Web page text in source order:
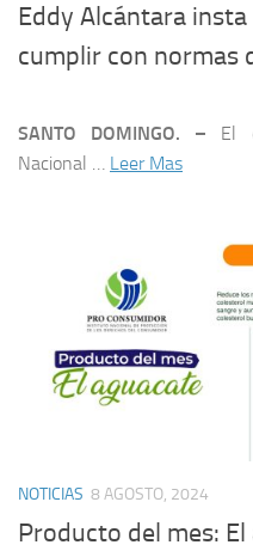
Eddy Alcántara
cumplir con normas
SANTO DOMINGO. – El
Nacional … Leer Mas
NOTICIAS 8 AGOSTO, 2024
Producto del mes: El